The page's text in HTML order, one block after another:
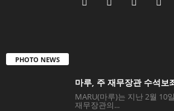
PHOTO NEWS
마루, 주 재무장관 수석보
MARU(마루)는 지난 2월 10
재무장관의...